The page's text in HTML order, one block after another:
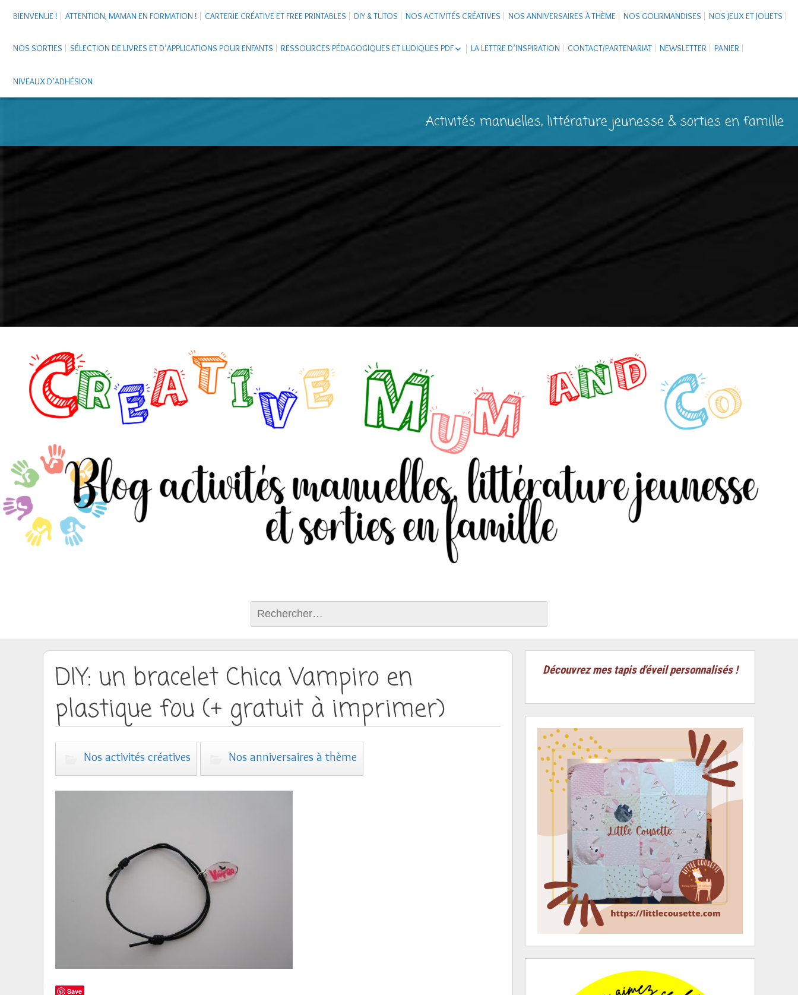
BIENVENUE ! ATTENTION, MAMAN EN FORMATION ! CARTERIE CRÉATIVE ET FREE PRINTABLES DIY & TUTOS NOS ACTIVITÉS CRÉATIVES NOS ANNIVERSAIRES À THÈME NOS GOURMANDISES NOS JEUX ET JOUETS
NOS SORTIES SÉLECTION DE LIVRES ET D’APPLICATIONS POUR ENFANTS RESSOURCES PÉDAGOGIQUES ET LUDIQUES PDF
CARNETS DE VOYAGE ENFANTS
LA LETTRE D’INSPIRATION CONTACT/PARTENARIAT NEWSLETTER PANIER
NIVEAUX D’ADHÉSION
Activités manuelles, littérature jeunesse & sorties en famille
DIY: un bracelet Chica Vampiro en
plastique fou (+ gratuit à imprimer)
Nos activités créatives Nos anniversaires à thème
Save
Découvrez mes tapis d'éveil personnalisés !